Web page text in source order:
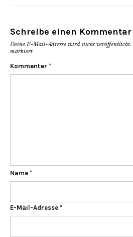
Schreibe einen Kommentar
Deine E-Mail-Adresse wird nicht veröffentlicht.
markiert
Kommentar *
Name *
E-Mail-Adresse *